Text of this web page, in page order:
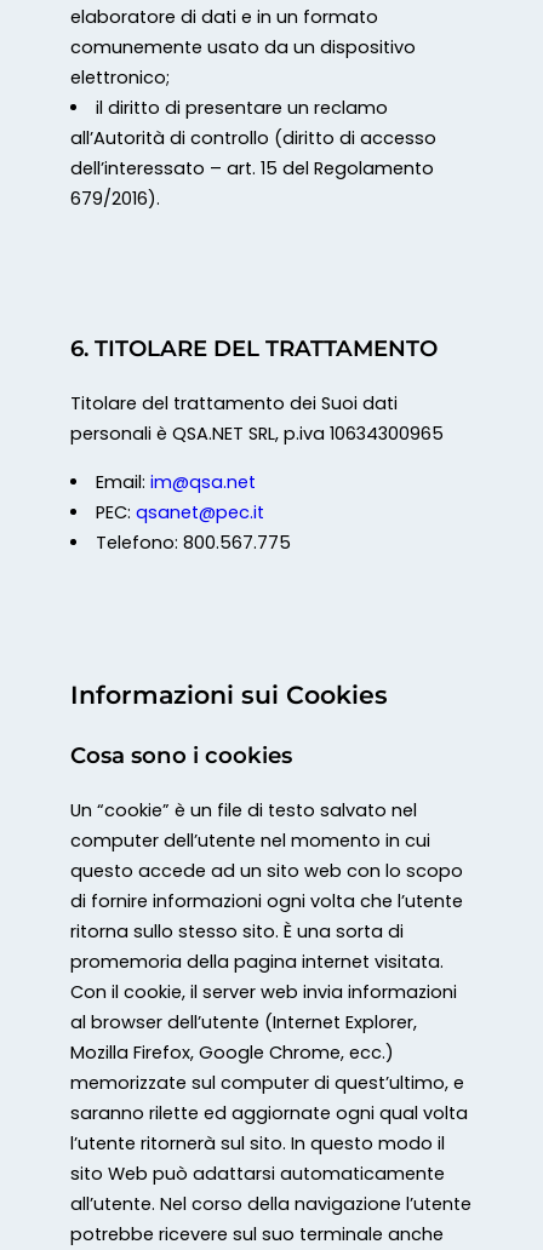
elaboratore di dati e in un formato
comunemente usato da un dispositivo
elettronico;
il diritto di presentare un reclamo
all’Autorità di controllo (diritto di accesso
dell’interessato – art. 15 del Regolamento
679/2016).
6. TITOLARE DEL TRATTAMENTO
Titolare del trattamento dei Suoi dati
personali è QSA.NET SRL, p.iva 10634300965
Email: im@qsa.net
PEC: qsanet@pec.it
Telefono: 800.567.775
Informazioni sui Cookies
Cosa sono i cookies
Un “cookie” è un file di testo salvato nel
computer dell’utente nel momento in cui
questo accede ad un sito web con lo scopo
di fornire informazioni ogni volta che l’utente
ritorna sullo stesso sito. È una sorta di
promemoria della pagina internet visitata.
Con il cookie, il server web invia informazioni
al browser dell’utente (Internet Explorer,
Mozilla Firefox, Google Chrome, ecc.)
memorizzate sul computer di quest’ultimo, e
saranno rilette ed aggiornate ogni qual volta
l’utente ritornerà sul sito. In questo modo il
sito Web può adattarsi automaticamente
all’utente. Nel corso della navigazione l’utente
potrebbe ricevere sul suo terminale anche